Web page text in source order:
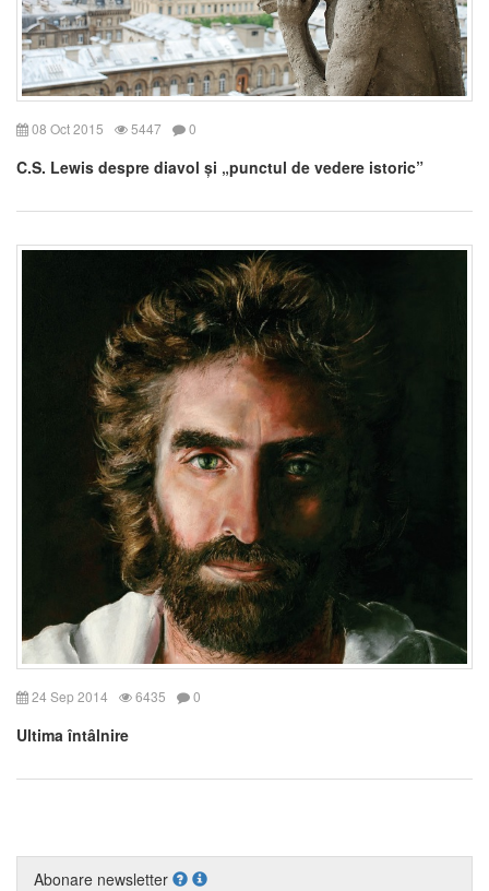
08 Oct 2015 5447 0
C.S. Lewis despre diavol și „punctul de vedere istoric”
24 Sep 2014 6435 0
Ultima întâlnire
Abonare newsletter